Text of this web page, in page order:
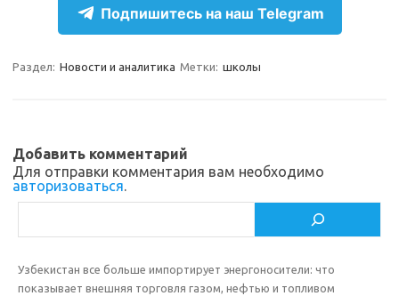
s
i
k
b
k
р
и
т
Подпишитесь на наш Telegram
Раздел: Новости и аналитика Метки: школы
Добавить комментарий
Для отправки комментария вам необходимо
авторизоваться.
Узбекистан все больше импортирует энергоносители: что
показывает внешняя торговля газом, нефтью и топливом